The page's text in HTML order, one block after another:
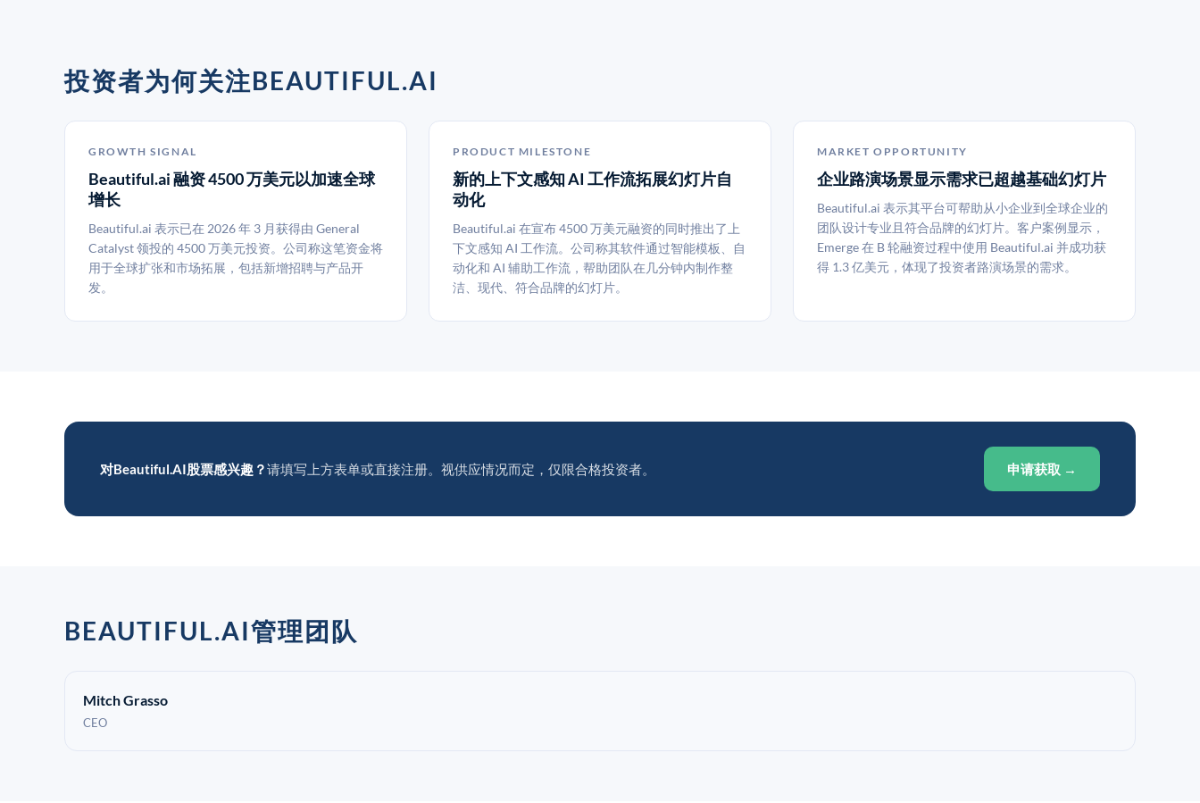
投资者为何关注BEAUTIFUL.AI
GROWTH SIGNAL
Beautiful.ai 融资 4500 万美元以加速全球
增长
Beautiful.ai 表示已在 2026 年 3 月获得由 General
Catalyst 领投的 4500 万美元投资。公司称这笔资金将
用于全球扩张和市场拓展，包括新增招聘与产品开
发。
PRODUCT MILESTONE
新的上下文感知 AI 工作流拓展幻灯片自
动化
Beautiful.ai 在宣布 4500 万美元融资的同时推出了上
下文感知 AI 工作流。公司称其软件通过智能模板、自
动化和 AI 辅助工作流，帮助团队在几分钟内制作整
洁、现代、符合品牌的幻灯片。
MARKET OPPORTUNITY
企业路演场景显示需求已超越基础幻灯片
Beautiful.ai 表示其平台可帮助从小企业到全球企业的
团队设计专业且符合品牌的幻灯片。客户案例显示，
Emerge 在 B 轮融资过程中使用 Beautiful.ai 并成功获
得 1.3 亿美元，体现了投资者路演场景的需求。
对Beautiful.AI股票感兴趣？请填写上方表单或直接注册。视供应情况而定，仅限合格投资者。 申请获取 →
BEAUTIFUL.AI管理团队
Mitch Grasso
CEO